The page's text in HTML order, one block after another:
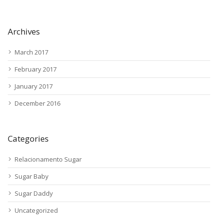
Archives
March 2017
February 2017
January 2017
December 2016
Categories
Relacionamento Sugar
Sugar Baby
Sugar Daddy
Uncategorized